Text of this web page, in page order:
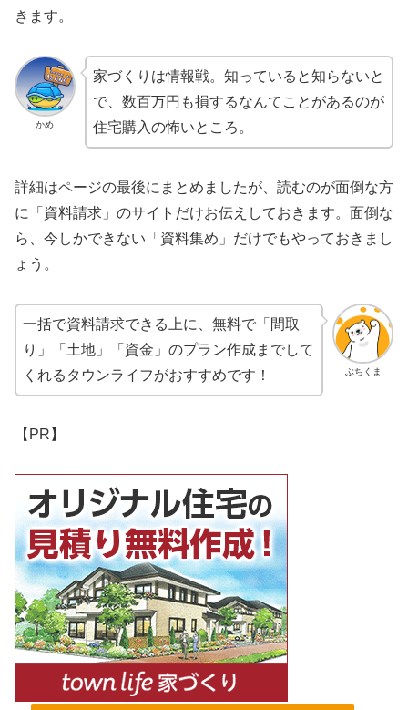
きます。
かめ
家づくりは情報戦。知っていると知らないと
で、数百万円も損するなんてことがあるのが
住宅購入の怖いところ。
詳細はページの最後にまとめましたが、読むのが面倒な方
に「資料請求」のサイトだけお伝えしておきます。面倒な
ら、今しかできない「資料集め」だけでもやっておきまし
ょう。
ぶちくま
一括で資料請求できる上に、無料で「間取
り」「土地」「資金」のプラン作成までして
くれるタウンライフがおすすめです！
【PR】